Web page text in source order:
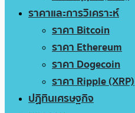
ราคาและการวิเคราะห์
ราคา Bitcoin
ราคา Ethereum
ราคา Dogecoin
ราคา Ripple (XRP)
ปฏิทินเศรษฐกิจ